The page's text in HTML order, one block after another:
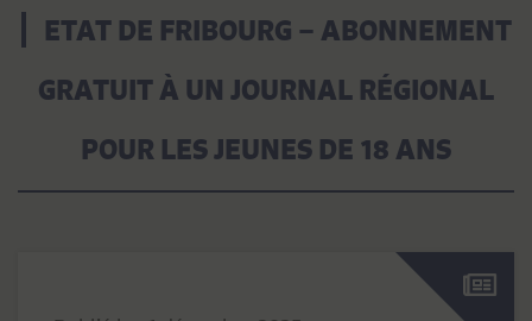
ETAT DE FRIBOURG – ABONNEMENT
GRATUIT À UN JOURNAL RÉGIONAL
POUR LES JEUNES DE 18 ANS